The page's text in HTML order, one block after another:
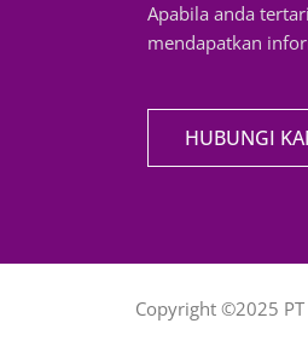
Apabila anda
mendapatkan
HUBUNGI
Copyright ©2025